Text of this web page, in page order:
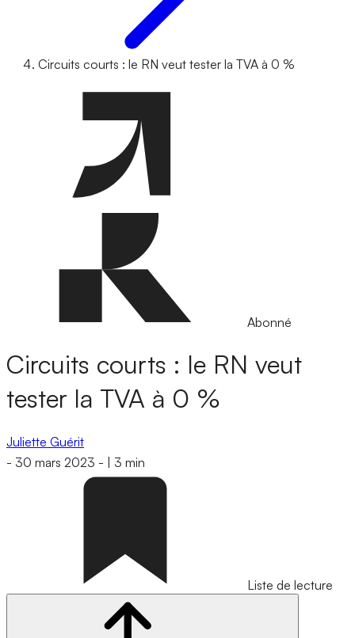
Circuits courts : le RN veut tester la TVA à 0 %
Abonné
Circuits courts : le RN veut
tester la TVA à 0 %
Juliette Guérit
- 30 mars 2023 - 3 min
Liste de lecture